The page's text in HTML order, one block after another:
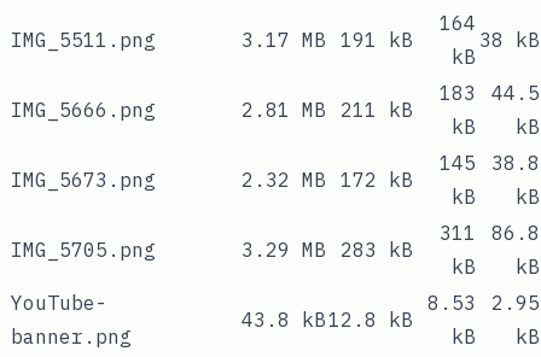
IMG_5511.png 3.17 MB 191 kB
164
kB
38 kB
IMG_5666.png 2.81 MB 211 kB
183
kB
44.5
kB
IMG_5673.png 2.32 MB 172 kB
145
kB
38.8
kB
IMG_5705.png 3.29 MB 283 kB
311
kB
86.8
kB
YouTube-
banner.png
43.8 kB12.8 kB
8.53
kB
2.95
kB